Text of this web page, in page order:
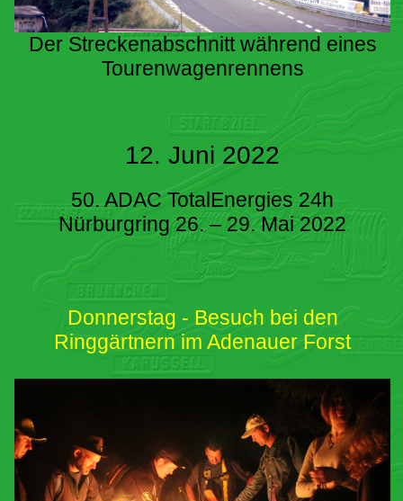
Der Streckenabschnitt während eines
Tourenwagenrennens
12. Juni 2022
50. ADAC TotalEnergies 24h
Nürburgring 26. – 29. Mai 2022
Donnerstag - Besuch bei den
Ringgärtnern im Adenauer Forst